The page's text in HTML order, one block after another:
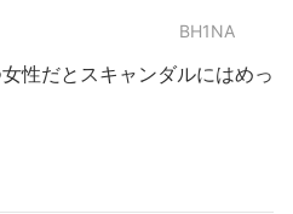
BH1NA
性だとスキャンダルにはめっ